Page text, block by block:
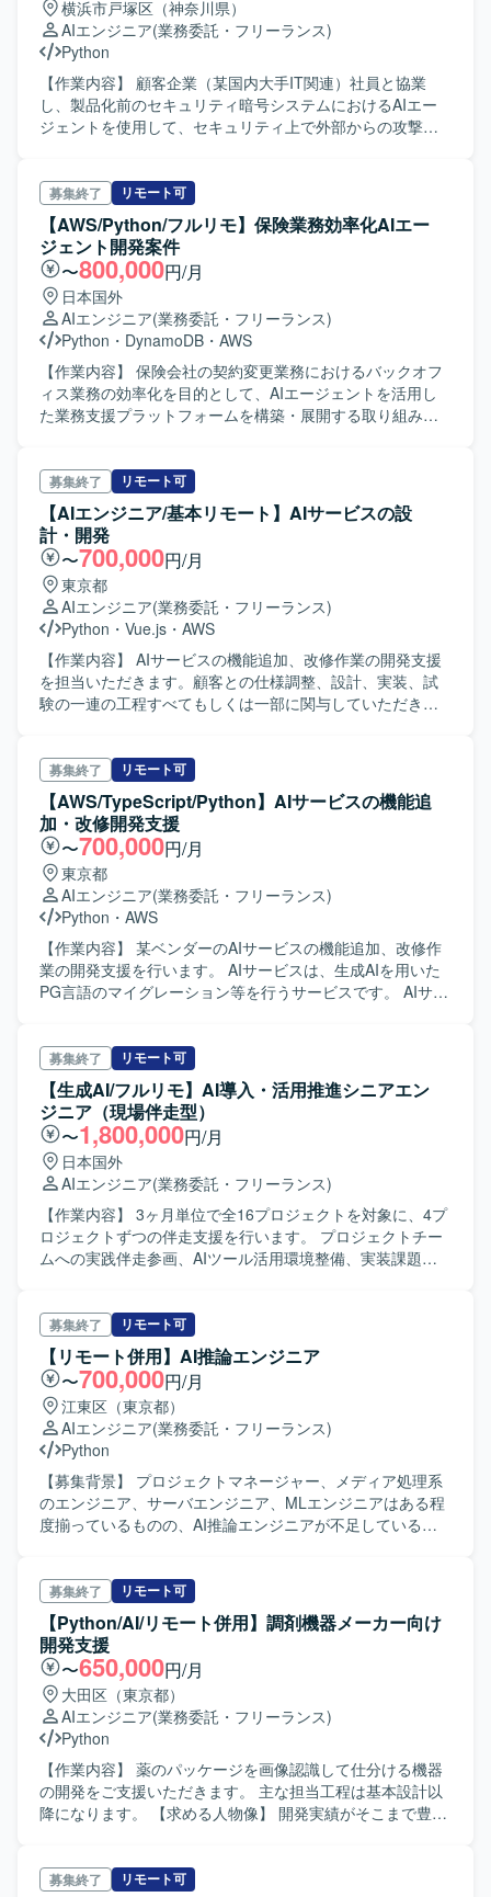
ビジネスの両方の視点からプロジェクトを推進できる方を
求めております。自律的に動いていける強いオーナーシッ
プと実行力を持つ方、前例のない技術的課題にも臆せず、
ある程度決められた枠組みの中で技術的な判断を迅速かつ
正確に下せる論理的思考力を持つ方にご活躍いただきたい
と考えております。 【開発環境】 自社開発国産LLM、高精
度Agentic RAG、AI実装支援プラットフォーム、AWS /
ラリを利用しております。
横浜市戸塚区（神奈川県）
AIエンジニア(業務委託・フリーランス)
Python
【作業内容】 顧客企業（某国内大手IT関連）社員と協業
し、製品化前のセキュリティ暗号システムにおけるAIエー
ジェントを使用して、セキュリティ上で外部からの攻撃を
募集終了 リモート可
【AWS/Python/フルリモ】保険業務効率化AIエー
ジェント開発案件
〜800,000円/月
日本国外
AIエンジニア(業務委託・フリーランス)
Python ・ DynamoDB ・ AWS
【作業内容】 保険会社の契約変更業務におけるバックオフ
ィス業務の効率化を目的として、AIエージェントを活用し
た業務支援プラットフォームを構築・展開する取り組みで
更に関する判断・確認業務の一部をエージェント化するこ
とで、業務負荷の軽減と判断品質の向上を図ります。 【ポ
ジションの魅力】 システム構成は、Streamlitによるチャッ
ト形式のフロントエンドUIと、AWS Bedrock Flow、ナレッ
ジベース、Lambda、DynamoDBを組み合わせたバックエン
ドで構成されており、最先端技術を用いた開発経験が得ら
れます。 【開発環境】 AIエージェントの業務支援プラット
フォームをAWS上で構築しています。
募集終了 リモート可
【AIエンジニア/基本リモート】AIサービスの設
計・開発
〜700,000円/月
東京都
AIエンジニア(業務委託・フリーランス)
Python ・ Vue.js ・ AWS
【作業内容】 AIサービスの機能追加、改修作業の開発支援
を担当いただきます。顧客との仕様調整、設計、実装、試
験の一連の工程すべてもしくは一部に関与していただきま
技術を活用したプロジェクトでスキルを磨くことができま
す。
募集終了 リモート可
【AWS/TypeScript/Python】AIサービスの機能追
加・改修開発支援
〜700,000円/月
東京都
AIエンジニア(業務委託・フリーランス)
Python ・ AWS
【作業内容】 某ベンダーのAIサービスの機能追加、改修作
業の開発支援を行います。 AIサービスは、生成AIを用いた
PG言語のマイグレーション等を行うサービスです。 AIサー
【募集背景】 案件開始時期が4月からに変更となりました。
【ポジションの魅力】 AIエンジニア（ミドル～シニア）お
よびAIエンジニア（ジュニア～ミドル）として、生成AIを用
いたサービスの開発に携わることができます。
募集終了 リモート可
【生成AI/フルリモ】AI導入・活用推進シニアエン
ジニア（現場伴走型）
〜1,800,000円/月
日本国外
AIエンジニア(業務委託・フリーランス)
【作業内容】 3ヶ月単位で全16プロジェクトを対象に、4プ
ロジェクトずつの伴走支援を行います。 プロジェクトチー
ムへの実践伴走参画、AIツール活用環境整備、実装課題へ
着、Claude Codeサブエージェント設計、Agent Skills設
定、Devinのナレッジ設定／ACU計算、Copilot Coding
Agent設計（manifest作成、copilot-setup-steps.yml作
成）、従来ウォーターフォール開発とAI駆動開発の橋渡し
を担当します。 【開発環境】 GitHub Copilot、Claude
Code（サブエージェント設計）、Agent Skills、Devin（ナ
レッジ設定／ACU計算）、Copilot Coding Agent（manifest
作成、copilot-setup-steps.yml等）、ウォーターフォール開
発体制を利用します。
募集終了 リモート可
【リモート併用】AI推論エンジニア
〜700,000円/月
江東区（東京都）
AIエンジニア(業務委託・フリーランス)
Python
【募集背景】 プロジェクトマネージャー、メディア処理系
のエンジニア、サーバエンジニア、MLエンジニアはある程
度揃っているものの、AI推論エンジニアが不足している状
募集終了 リモート可
【Python/AI/リモート併用】調剤機器メーカー向け
開発支援
〜650,000円/月
大田区（東京都）
AIエンジニア(業務委託・フリーランス)
Python
【作業内容】 薬のパッケージを画像認識して仕分ける機器
の開発をご支援いただきます。 主な担当工程は基本設計以
降になります。 【求める人物像】 開発実績がそこまで豊富
を求めております。
募集終了 リモート可